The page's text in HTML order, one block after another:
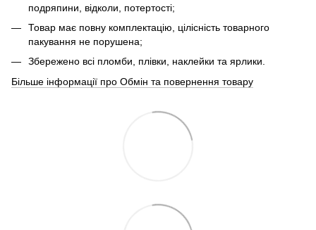
подряпини, відколи, потертості;
Товар має повну комплектацію, цілісність товарного
пакування не порушена;
Збережено всі пломби, плівки, наклейки та ярлики.
Більше інформації про Обмін та повернення товару